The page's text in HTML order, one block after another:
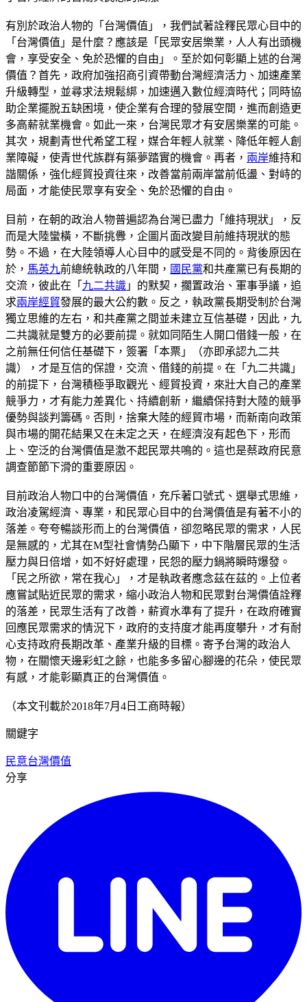
有別於政治人物的「台灣價值」，我們試著詮釋民眾心目中的
「台灣價值」是什麼？應該是「民眾安居樂業，人人有出頭機
會，享受安全、免於恐懼的自由」。至於如何彰顯上述的台灣
價值？首先，政府加強招商引資帶動台灣經濟活力、加速產業
升級轉型，並尋求法規鬆綁，加速邁入數位經濟時代；同時協
助企業擺脫五缺困境，使企業有合理的發展空間，進而創造更
多高薪就業機會。如此一來，台灣民眾才有安居樂業的可能。
其次，規劃青世代希望工程，媒合年輕人就業、降低年輕人創
業障礙，使青世代族群有築夢踏實的機會。再者， 兩岸維持和
諧關係，強化經貿投資往來，改善當前兩岸當前低盪、對峙的
局面，才能使民眾享有安全、免於恐懼的自由。
目前，在朝的政治人物普遍認為台灣已盡力「維持現狀」，反
而是大陸蠻橫，不斷挑釁，企圖片面改變目前維持現狀的態
勢。不過，在大陸領導人心目中的感受是不同的。背後原因在
於， 馬英九前總統執政的八年間， 國民黨和共產黨已有長期的
交流，彼此在「 九二共識 」的默契，擱置政治、軍事爭議，追
求兩岸經貿發展的最大公約數。反之，執政黨長期受制於台灣
獨立思維的左右，和共產黨之間並未建立互信基礎，因此，九
二共識就是雙方的必要前提。就如同陌生人開口借錢一般，在
之前無任何信任基礎下，簽署「本票」（亦即承認九二共
識），才是互信的保證，交流、借錢的前提。在「九二共識」
的前提下，台灣積極爭取觀光、經貿投資，來壯大自己的產業
競爭力，才有能力差異化、持續創新，繼續保持對大陸的競爭
優勢與談判籌碼。否則，捨棄大陸的經貿市場，而新南向政策
與市場的開花結果又在未定之天，在經濟沒有起色下，形而
上、空泛的台灣價值是激不起民眾共鳴的。這也是蔡政府民意
調查節節下滑的重要原因。
目前政治人物口中的台灣價值，充斥著口號式、選舉式思維，
政治凌駕經濟、專業，和民眾心目中的台灣價值是有著不小的
落差。夸夸暢談形而上的台灣價值，卻忽略民眾的需求，人民
是無感的，尤其在M型社會情勢凸顯下，中下階層民眾的生活
壓力與日倍增，如不好好處理，民怨的壓力鍋將瞬時爆發。
「民之所欲，常在我心」，才是執政者應念茲在茲的。上位者
應嘗試貼近民眾的需求，縮小政治人物和民眾對台灣價值詮釋
的落差，民眾生活有了改善，薪資水準有了提升，在政府確實
回應民眾需求的情況下，政府的支持度才能再度攀升，才有耐
心支持政府長期改革、產業升級的目標。寄予台灣的政治人
物，在關懷天邊彩虹之餘，也能多多留心腳邊的花朵，使民眾
有感，才能彰顯真正的台灣價值。
（本文刊載於2018年7月4日工商時報）
關鍵字
民意台灣價值
分享